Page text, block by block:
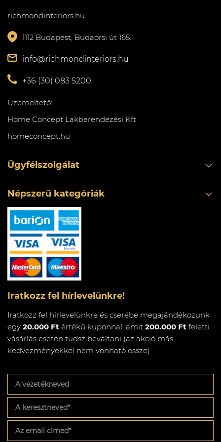
richmondinteriors.hu
1112 Budapest, Budaörsi út 165.
info@richmondinteriors.hu
+36 (30) 083 5200
Üzemeltető:
Home Concept Lakberendezési Kft.
homeconcept.hu
Ügyfélszolgálat
Népszerű kategóriák
Iratkozz fel hírlevelünkre!
Iratkozz fel hírlevelünkre és cserébe megajándékozunk
egy 20.000 Ft értékű kuponnal, amit 200.000 Ft feletti
vásárlás esetén tudsz beváltani (az akció más
kedvezményekkel nem vonható össze)
vezetékneved
keresztneved*
email